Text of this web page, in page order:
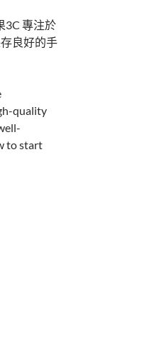
3C 專注於
良好的手
quality
to start